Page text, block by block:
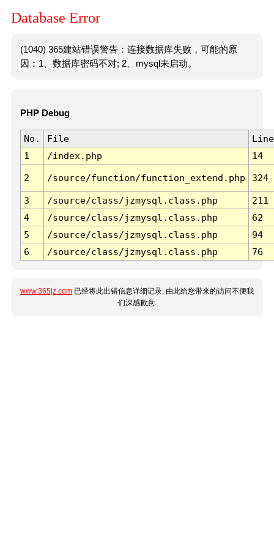
Database Error
(1040) 365建站错误警告：连接数据库失败，可能的原
因：1、数据库密码不对; 2、mysql未启动。
PHP Debug
No. File
Line
1
/index.php 14
2 /source/function/function_extend.php 324
3 /source/class/jzmysql.class.php
211
4
/source/class/jzmysql.class.php
62
5
/source/class/jzmysql.class.php
94
6
/source/class/jzmysql.class.php 76
www.365jz.com 已经将此出错信息详细记录, 由此给您带来的访问不便我
们深感歉意.